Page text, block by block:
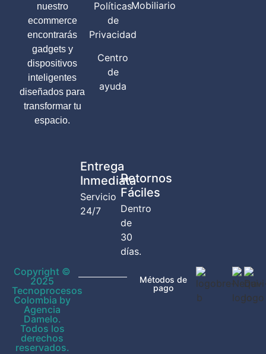
nuestro
ecommerce
encontrarás
gadgets y
dispositivos
inteligentes
diseñados para
transformar tu
espacio.
Entrega
Inmediata
Servicio
24/7
Retornos
Fáciles
Dentro
de
30
días.
Políticas
de
Privacidad
Centro
de
ayuda
Mobiliario
Copyright ©
2025
Tecnoprocesos
Colombia by
Agencia
Damelo.
Todos los
derechos
reservados.
Métodos de
pago